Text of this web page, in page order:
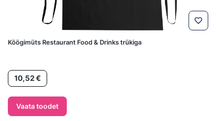
Köögimüts Restaurant Food & Drinks trükiga
Hind10,52 €
Vaata toodet